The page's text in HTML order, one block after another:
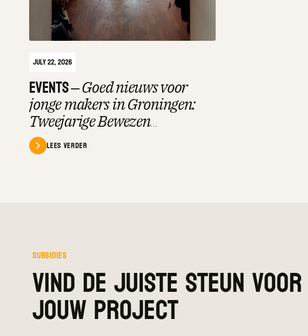
July 22, 2026
Events–Goed nieuws voor
jonge makers in Groningen:
Tweejarige Bewezen
Talentregeling opent!
Lees verder
subsidies
vind de juiste steun voor
jouw project